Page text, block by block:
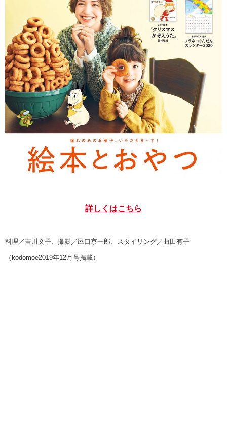
詳しくはこちら
料理／吉川文子、撮影／邑口京一郎、スタイリング／曲田有子
（kodomoe2019年12月号掲載）